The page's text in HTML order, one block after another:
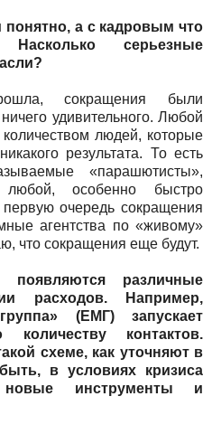
а с кадровым что
Насколько серьезные
сокращения были
удивительного. Любой
количеством людей, которые
результата. То есть
«парашютисты»,
любой, особенно быстро
очередь сокращения
агентства по «живому»
что сокращения еще будут.
различные
расходов. Например,
(ЕМГ) запускает
контактов.
схеме, как уточняют в
в условиях кризиса
инструменты и